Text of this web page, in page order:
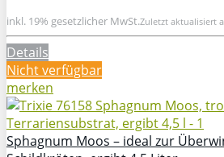
inkl. 19% gesetzlicher MwSt.Zuletzt aktualisiert
Details
Nicht verfügbar
merken
Sphagnum Moos – ideal zur